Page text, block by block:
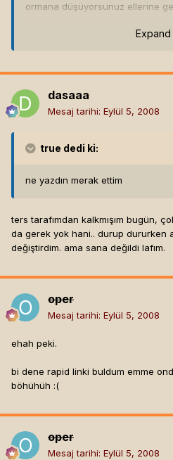
ormana düşüyorsunuz ellerine
siz bu çıplak yabani erkeklerden
zekasına bakın ki ormanımsı bu
yabanilerden kaçmanın tek yolu
yeşillikler arasında şarjörler var
gerekiyor tabi bu iş için ve
özellikle müzik oldukça komik.
oldukça komik
Expand
dasaaa
Mesaj tarihi: Eylül 5, 2008
true dedi ki:
ne yazdın merak ettim
ters tarafımdan kalkmışım bugün,
da gerek yok hani.. durup dururken
değiştirdim. ama sana değildi lafım.
oper
Mesaj tarihi: Eylül 5, 2008
ehah peki.
bi dene rapid linki buldum emme
böhühüh :(
oper
Mesaj tarihi: Eylül 5, 2008